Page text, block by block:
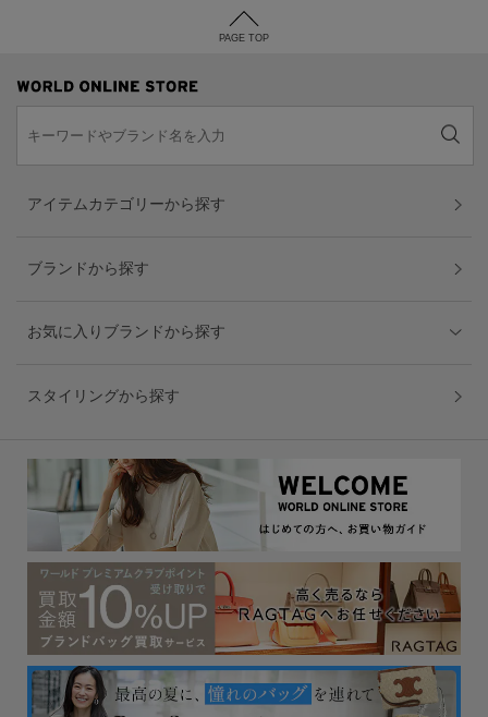
PAGE TOP
アイテムカテゴリーから探す
ブランドから探す
お気に入りブランドから探す
スタイリングから探す